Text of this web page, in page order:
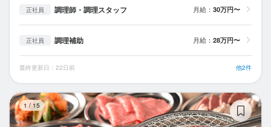
正社員 調理師・調理スタッフ 月給： 30万円〜
正社員 調理補助 月給： 28万円〜
最終更新日：22日前 他2件
1 / 15